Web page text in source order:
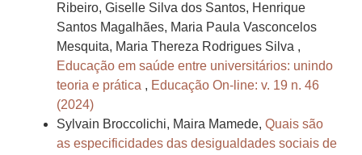
Ribeiro, Giselle Silva dos Santos, Henrique
Santos Magalhães, Maria Paula Vasconcelos
Mesquita, Maria Thereza Rodrigues Silva ,
Educação em saúde entre universitários: unindo
teoria e prática , Educação On-line: v. 19 n. 46
(2024)
Sylvain Broccolichi, Maira Mamede, Quais são
as especificidades das desigualdades sociais de